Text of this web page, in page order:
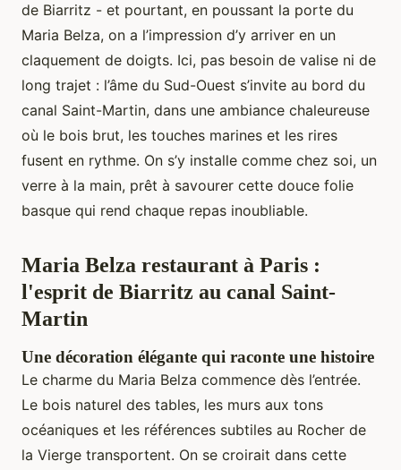
de Biarritz - et pourtant, en poussant la porte du
Maria Belza, on a l’impression d’y arriver en un
claquement de doigts. Ici, pas besoin de valise ni de
long trajet : l’âme du Sud-Ouest s’invite au bord du
canal Saint-Martin, dans une ambiance chaleureuse
où le bois brut, les touches marines et les rires
fusent en rythme. On s’y installe comme chez soi, un
verre à la main, prêt à savourer cette douce folie
basque qui rend chaque repas inoubliable.
Maria Belza restaurant à Paris :
l'esprit de Biarritz au canal Saint-
Martin
Une décoration élégante qui raconte une histoire
Le charme du Maria Belza commence dès l’entrée.
Le bois naturel des tables, les murs aux tons
océaniques et les références subtiles au Rocher de
la Vierge transportent. On se croirait dans cette